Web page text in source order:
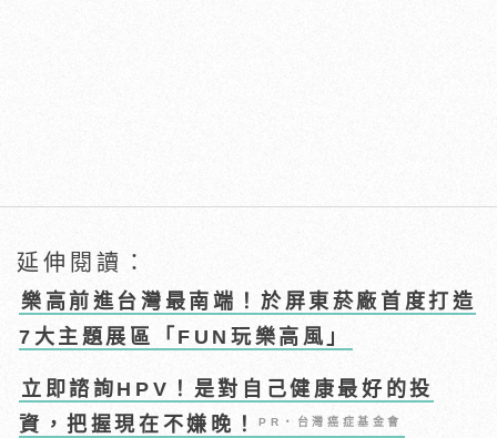
延伸閱讀：
樂高前進台灣最南端！於屏東菸廠首度打造
7大主題展區「FUN玩樂高風」
立即諮詢HPV！是對自己健康最好的投
資，把握現在不嫌晚！PR・台灣癌症基金會